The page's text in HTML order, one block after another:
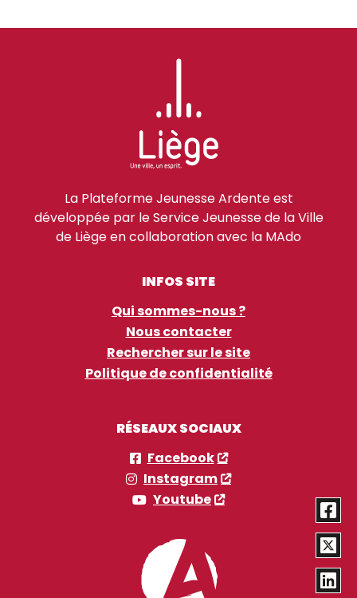
La Plateforme Jeunesse Ardente est
développée par le Service Jeunesse de la Ville
de Liège en collaboration avec la MAdo
INFOS SITE
Qui sommes-nous ?
Nous contacter
Rechercher sur le site
Politique de confidentialité
RÉSEAUX SOCIAUX
Facebook
Instagram
Youtube